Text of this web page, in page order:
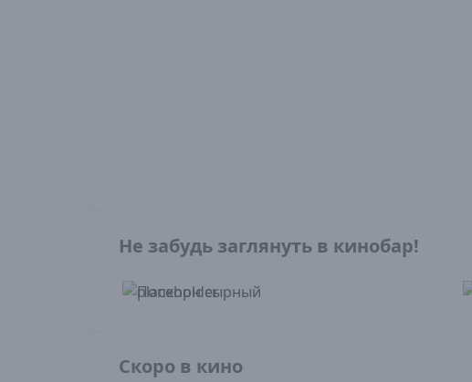
Не забудь заглянуть в кинобар!
Скоро в кино